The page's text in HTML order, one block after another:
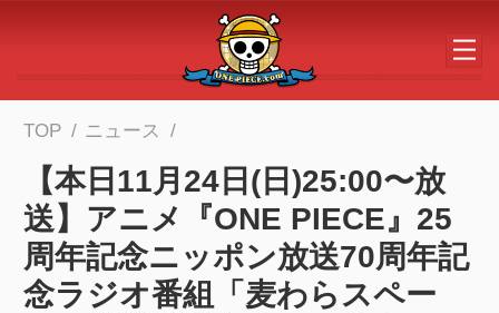
メインコンテンツへスキップする
TOP ニュース
【本日11月24日(日)25:00〜放
送】アニメ『ONE PIECE』25
周年記念ニッポン放送70周年記
念ラジオ番組「麦わらスペー